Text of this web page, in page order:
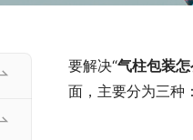
要解决“气柱包装怎
面，主要分为三种